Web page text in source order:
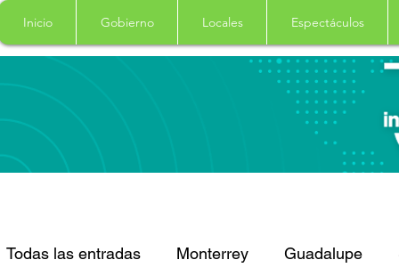
Inicio Gobierno Locales Espectáculos
Todas las entradas Monterrey Guadalupe